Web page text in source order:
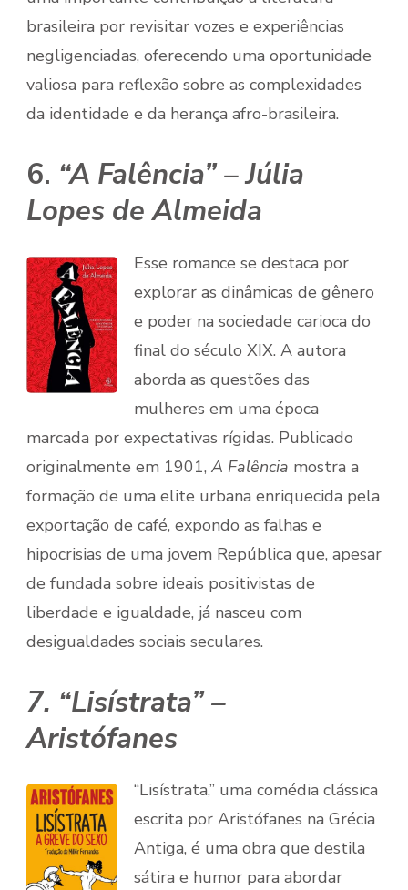
brasileira por revisitar vozes e experiências
negligenciadas, oferecendo uma oportunidade
valiosa para reflexão sobre as complexidades
da identidade e da herança afro-brasileira.
6. “A Falência” – Júlia
Lopes de Almeida
Esse romance se destaca por
explorar as dinâmicas de gênero
e poder na sociedade carioca do
final do século XIX. A autora
aborda as questões das
mulheres em uma época
marcada por expectativas rígidas. Publicado
originalmente em 1901, A Falência mostra a
formação de uma elite urbana enriquecida pela
exportação de café, expondo as falhas e
hipocrisias de uma jovem República que, apesar
de fundada sobre ideais positivistas de
liberdade e igualdade, já nasceu com
desigualdades sociais seculares.
7. “Lisístrata” –
Aristófanes
“Lisístrata,” uma comédia clássica
escrita por Aristófanes na Grécia
Antiga, é uma obra que destila
sátira e humor para abordar